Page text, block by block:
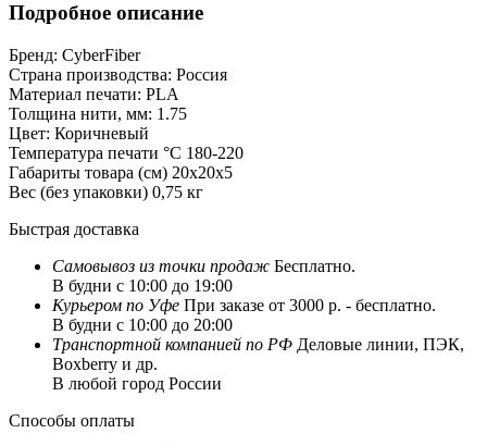
Подробное описание
Бренд: CyberFiber
Страна производства: Россия
Материал печати: PLA
Толщина нити, мм: 1.75
Цвет: Коричневый
Температура печати °C 180-220
Габариты товара (см) 20x20x5
Вес (без упаковки) 0,75 кг
Быстрая доставка
Самовывоз из точки продаж Бесплатно.
В будни с 10:00 до 19:00
Курьером по Уфе При заказе от 3000 р. - бесплатно.
В будни с 10:00 до 20:00
Транспортной компанией по РФ Деловые линии, ПЭК,
Boxberry и др.
В любой город России
Способы оплаты